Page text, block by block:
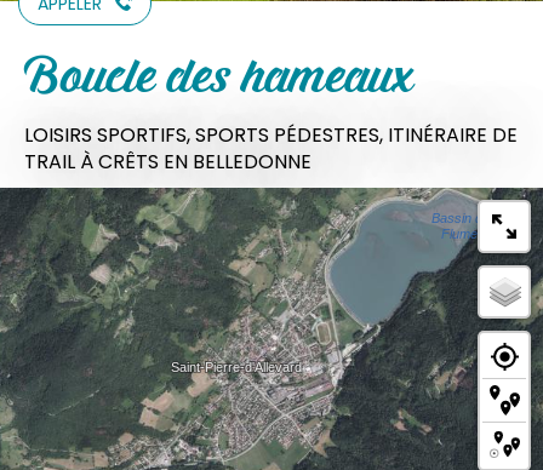
Boucle des hameaux
LOISIRS SPORTIFS,SPORTS PÉDESTRES, ITINÉRAIRE DE
TRAIL À CRÊTS EN BELLEDONNE